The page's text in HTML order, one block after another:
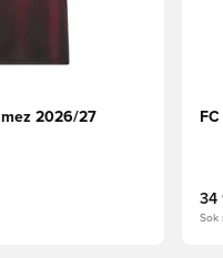
2026/27
34
Sok